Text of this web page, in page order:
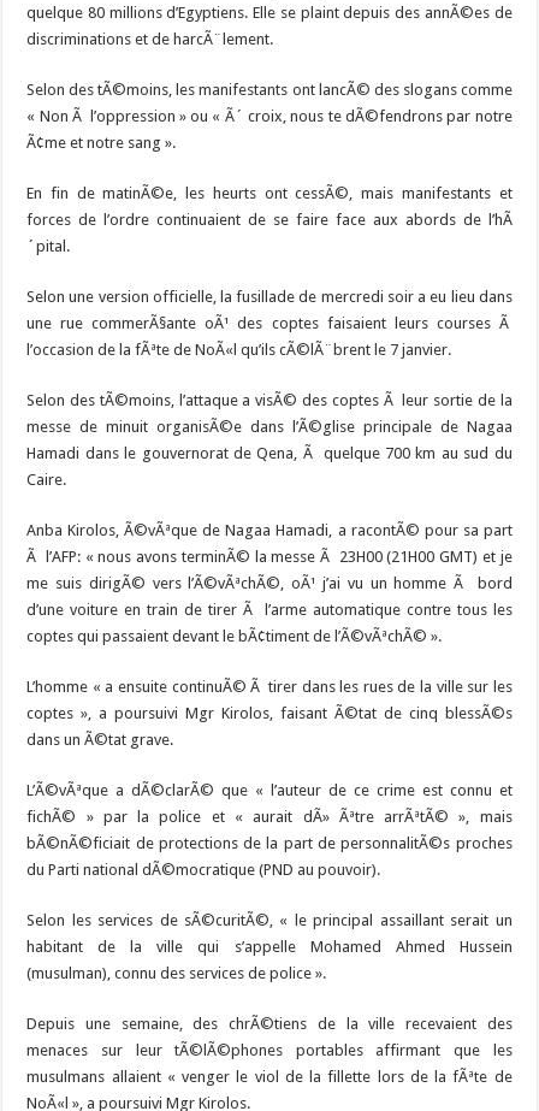
quelque 80 millions d’Egyptiens. Elle se plaint depuis des annÃ©es de
discriminations et de harcÃ¨lement.
Selon des tÃ©moins, les manifestants ont lancÃ© des slogans comme
« Non Ã l’oppression » ou « Ã´ croix, nous te dÃ©fendrons par notre
Ã¢me et notre sang ».
En fin de matinÃ©e, les heurts ont cessÃ©, mais manifestants et
forces de l’ordre continuaient de se faire face aux abords de l’hÃ
´pital.
Selon une version officielle, la fusillade de mercredi soir a eu lieu dans
une rue commerÃ§ante oÃ¹ des coptes faisaient leurs courses Ã
l’occasion de la fÃªte de NoÃ«l qu’ils cÃ©lÃ¨brent le 7 janvier.
Selon des tÃ©moins, l’attaque a visÃ© des coptes Ã leur sortie de la
messe de minuit organisÃ©e dans l’Ã©glise principale de Nagaa
Hamadi dans le gouvernorat de Qena, Ã quelque 700 km au sud du
Caire.
Anba Kirolos, Ã©vÃªque de Nagaa Hamadi, a racontÃ© pour sa part
Ã l’AFP: « nous avons terminÃ© la messe Ã 23H00 (21H00 GMT) et je
me suis dirigÃ© vers l’Ã©vÃªchÃ©, oÃ¹ j’ai vu un homme Ã bord
d’une voiture en train de tirer Ã l’arme automatique contre tous les
coptes qui passaient devant le bÃ¢timent de l’Ã©vÃªchÃ© ».
L’homme « a ensuite continuÃ© Ã tirer dans les rues de la ville sur les
coptes », a poursuivi Mgr Kirolos, faisant Ã©tat de cinq blessÃ©s
dans un Ã©tat grave.
L’Ã©vÃªque a dÃ©clarÃ© que « l’auteur de ce crime est connu et
fichÃ© » par la police et « aurait dÃ» Ãªtre arrÃªtÃ© », mais
bÃ©nÃ©ficiait de protections de la part de personnalitÃ©s proches
du Parti national dÃ©mocratique (PND au pouvoir).
Selon les services de sÃ©curitÃ©, « le principal assaillant serait un
habitant de la ville qui s’appelle Mohamed Ahmed Hussein
(musulman), connu des services de police ».
Depuis une semaine, des chrÃ©tiens de la ville recevaient des
menaces sur leur tÃ©lÃ©phones portables affirmant que les
musulmans allaient « venger le viol de la fillette lors de la fÃªte de
NoÃ«l », a poursuivi Mgr Kirolos.